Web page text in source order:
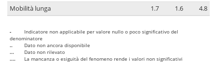
Mobilità lunga
1.7 1.6 4.8
-
Indicatore non applicabile per valore nullo o poco significativo del
denominatore
..
Dato non ancora disponibile
...
Dato non rilevato
....
La mancanza o esiguità del fenomeno rende i valori non significativi